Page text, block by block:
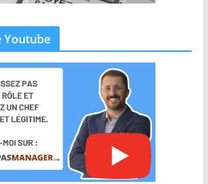
Youtube